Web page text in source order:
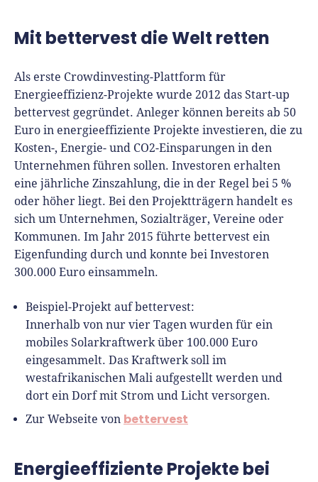
Mit bettervest die Welt retten
Als erste Crowdinvesting-Plattform für
Energieeffizienz-Projekte wurde 2012 das Start-up
bettervest gegründet. Anleger können bereits ab 50
Euro in energieeffiziente Projekte investieren, die zu
Kosten-, Energie- und CO2-Einsparungen in den
Unternehmen führen sollen. Investoren erhalten
eine jährliche Zinszahlung, die in der Regel bei 5 %
oder höher liegt. Bei den Projektträgern handelt es
sich um Unternehmen, Sozialträger, Vereine oder
Kommunen. Im Jahr 2015 führte bettervest ein
Eigenfunding durch und konnte bei Investoren
300.000 Euro einsammeln.
Beispiel-Projekt auf bettervest:
Innerhalb von nur vier Tagen wurden für ein
mobiles Solarkraftwerk über 100.000 Euro
eingesammelt. Das Kraftwerk soll im
westafrikanischen Mali aufgestellt werden und
dort ein Dorf mit Strom und Licht versorgen.
Zur Webseite von bettervest
Energieeffiziente Projekte bei